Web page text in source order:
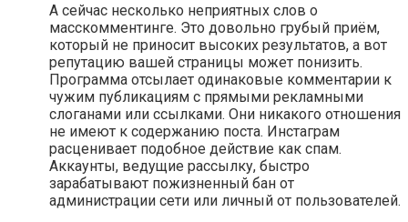
А сейчас несколько неприятных слов о
масскомментинге. Это довольно грубый приём,
который не приносит высоких результатов, а вот
репутацию вашей страницы может понизить.
Программа отсылает одинаковые комментарии к
чужим публикациям с прямыми рекламными
слоганами или ссылками. Они никакого отношения
не имеют к содержанию поста. Инстаграм
расценивает подобное действие как спам.
Аккаунты, ведущие рассылку, быстро
зарабатывают пожизненный бан от
администрации сети или личный от пользователей.